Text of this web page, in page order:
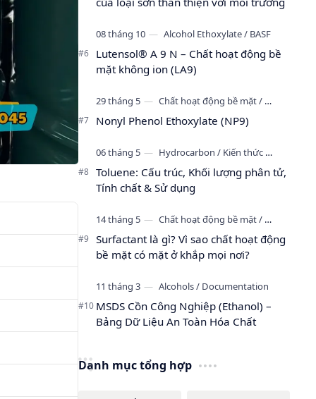
Lutensol® A 9 N – Chất hoạt động bề
mặt không ion (LA9)
Nonyl Phenol Ethoxylate (NP9)
Toluene: Cấu trúc, Khối lượng phân tử,
Tính chất & Sử dụng
Surfactant là gì? Vì sao chất hoạt động
bề mặt có mặt ở khắp mọi nơi?
MSDS Cồn Công Nghiệp (Ethanol) –
Bảng Dữ Liệu An Toàn Hóa Chất
Danh mục tổng hợp